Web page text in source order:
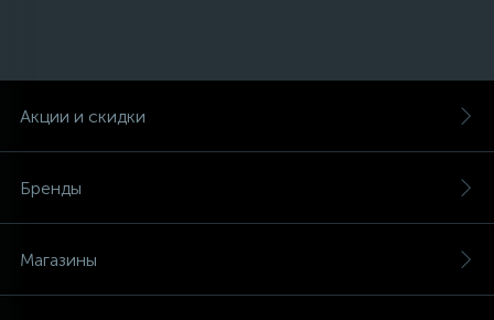
Акции и скидки
Бренды
Магазины